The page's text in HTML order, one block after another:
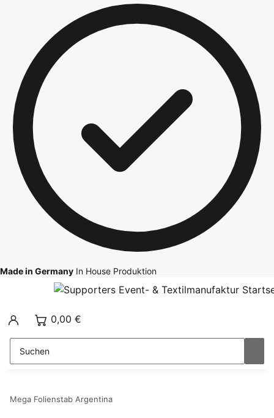
Made in Germany In House Produktion
0,00 €
Mega Folienstab Argentina